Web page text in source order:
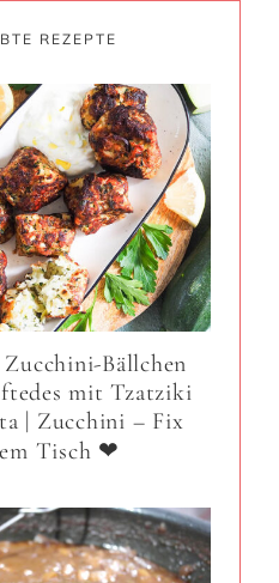
REZEPTE
Bällchen
mit Tzatziki
| Zucchini – Fix
Tisch ❤